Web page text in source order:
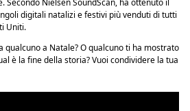
Secondo Nielsen SoundScan, ha ottenuto il
digitali natalizi e festivi più venduti di tutti
Uniti.
qualcuno a Natale? O qualcuno ti ha mostrato
è la fine della storia? Vuoi condividere la tua